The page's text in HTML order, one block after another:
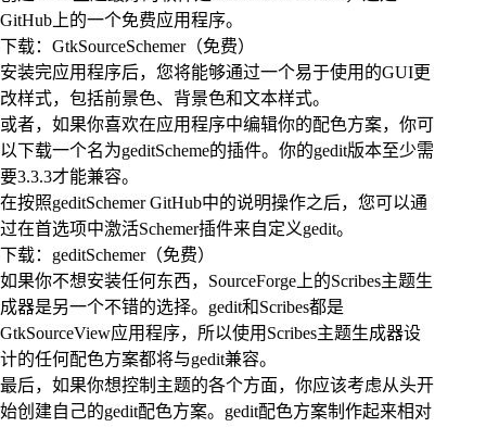
GitHub上的一个免费应用程序。
下载：GtkSourceSchemer（免费）
安装完应用程序后，您将能够通过一个易于使用的GUI更
改样式，包括前景色、背景色和文本样式。
或者，如果你喜欢在应用程序中编辑你的配色方案，你可
以下载一个名为geditScheme的插件。你的gedit版本至少需
要3.3.3才能兼容。
在按照geditSchemer GitHub中的说明操作之后，您可以通
过在首选项中激活Schemer插件来自定义gedit。
下载：geditSchemer（免费）
如果你不想安装任何东西，SourceForge上的Scribes主题生
成器是另一个不错的选择。gedit和Scribes都是
GtkSourceView应用程序，所以使用Scribes主题生成器设
计的任何配色方案都将与gedit兼容。
最后，如果你想控制主题的各个方面，你应该考虑从头开
始创建自己的gedit配色方案。gedit配色方案制作起来相对